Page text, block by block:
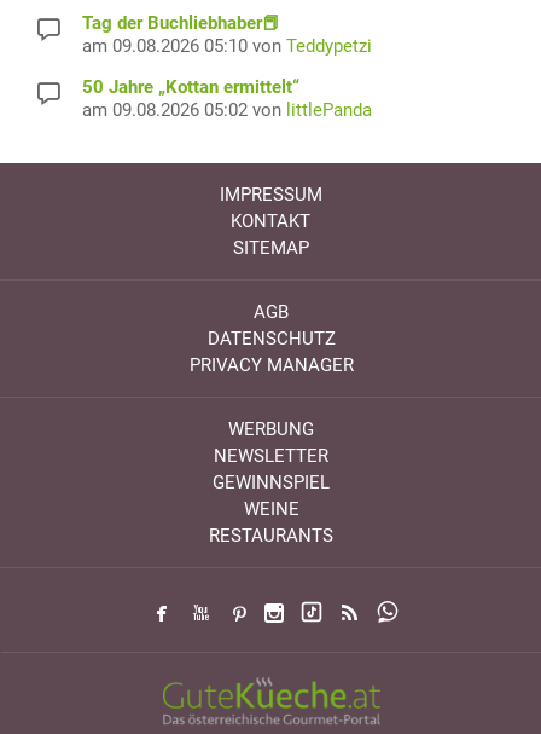
Tag der Buchliebhaber📕
am 09.08.2026 05:10 von Teddypetzi
50 Jahre „Kottan ermittelt“
am 09.08.2026 05:02 von littlePanda
IMPRESSUM
KONTAKT
SITEMAP
AGB
DATENSCHUTZ
PRIVACY MANAGER
WERBUNG
NEWSLETTER
GEWINNSPIEL
WEINE
RESTAURANTS